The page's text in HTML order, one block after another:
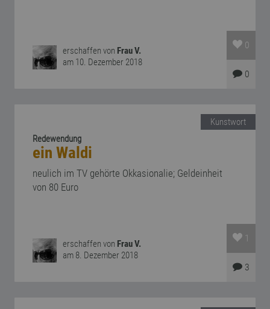
erschaffen von Frau V.
am 10. Dezember 2018
0
0
Kunstwort
Redewendung
ein Waldi
neulich im TV gehörte Okkasionalie; Geldeinheit
von 80 Euro
erschaffen von Frau V.
am 8. Dezember 2018
1
3